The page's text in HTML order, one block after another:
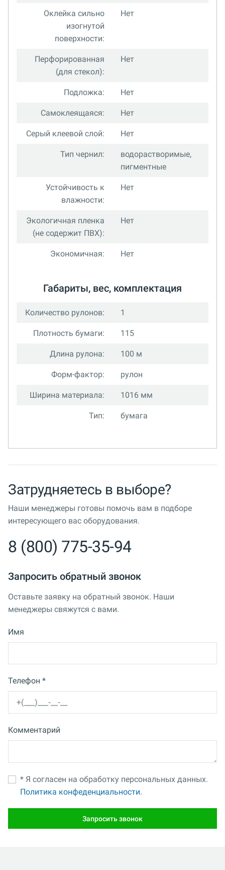
Оклейка сильно
изогнутой
поверхности:
Нет
Перфорированная
(для стекол):
Нет
Подложка: Нет
Самоклеящаяся: Нет
Серый клеевой слой: Нет
Тип чернил:
водорастворимые,
пигментные
Устойчивость к
влажности:
Нет
Экологичная пленка
(не содержит ПВХ):
Нет
Экономичная: Нет
Габариты, вес, комплектация
Количество рулонов: 1
Плотность бумаги: 115
Длина рулона: 100 м
Форм-фактор: рулон
Ширина материала: 1016 мм
Тип: бумага
Затрудняетесь в выборе?
Наши менеджеры готовы помочь вам в подборе
интересующего вас оборудования.
8 (800) 775-35-94
Запросить обратный звонок
Оставьте заявку на обратный звонок. Наши
менеджеры свяжутся с вами.
Имя
Телефон *
Комментарий
* Я согласен на обработку персональных данных.
Политика конфеденциальности.
Запросить звонок